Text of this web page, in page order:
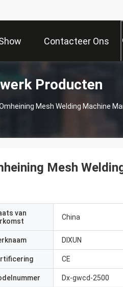
Contacteer Ons
Producten
Mesh Welding Machine
Mesh
van
China
DIXUN
CE
Dx-gwcd-2500